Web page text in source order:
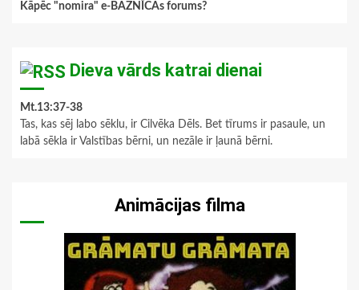
Kāpēc "nomira" e-BAZNĪCAs forums?
Dieva vārds katrai dienai
Mt.13:37-38
Tas, kas sēj labo sēklu, ir Cilvēka Dēls. Bet tīrums ir pasaule, un
labā sēkla ir Valstības bērni, un nezāle ir ļaunā bērni.
Animācijas filma